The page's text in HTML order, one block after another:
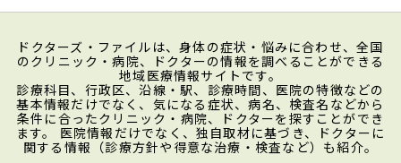
ドクターズ・ファイルは、身体の症状・悩みに合わせ、全国
のクリニック・病院、ドクターの情報を調べることができる
地域医療情報サイトです。
診療科目、行政区、沿線・駅、診療時間、医院の特徴などの
基本情報だけでなく、気になる症状、病名、検査名などから
条件に合ったクリニック・病院、ドクターを探すことができ
ます。 医院情報だけでなく、独自取材に基づき、ドクターに
関する情報（診療方針や得意な治療・検査など）も紹介。